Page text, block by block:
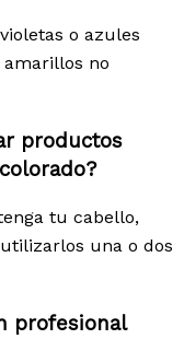
o azules
no
productos
tu cabello,
una o dos
profesional